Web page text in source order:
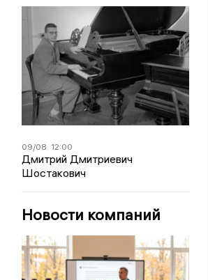
09/08 12:00
Дмитрий Дмитриевич
Шостакович
Новости компаний